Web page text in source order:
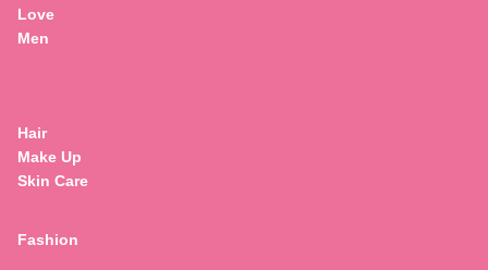
Love
Men
Hair
Make Up
Skin Care
Fashion